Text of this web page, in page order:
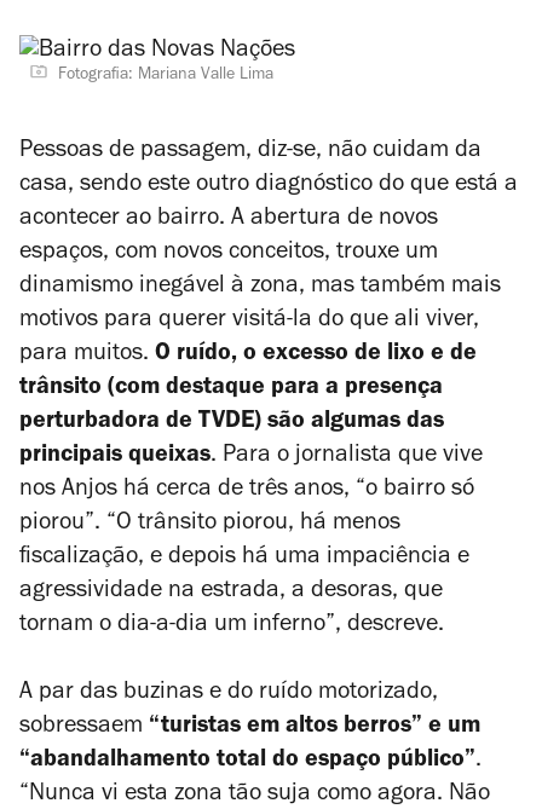
Fotografia: Mariana Valle Lima
Pessoas de passagem, diz-se, não cuidam da
casa, sendo este outro diagnóstico do que está a
acontecer ao bairro. A abertura de novos
espaços, com novos conceitos, trouxe um
dinamismo inegável à zona, mas também mais
motivos para querer visitá-la do que ali viver,
para muitos. O ruído, o excesso de lixo e de
trânsito (com destaque para a presença
perturbadora de TVDE) são algumas das
principais queixas. Para o jornalista que vive
nos Anjos há cerca de três anos, “o bairro só
piorou”. “O trânsito piorou, há menos
fiscalização, e depois há uma impaciência e
agressividade na estrada, a desoras, que
tornam o dia-a-dia um inferno”, descreve.
A par das buzinas e do ruído motorizado,
sobressaem “turistas em altos berros” e um
“abandalhamento total do espaço público”.
“Nunca vi esta zona tão suja como agora. Não